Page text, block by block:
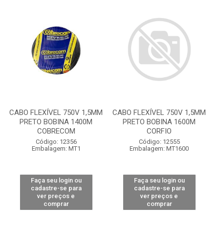
CABO FLEXÍVEL 750V 1,5MM
PRETO BOBINA 1400M
COBRECOM
Código: 12356
Embalagem: MT1
Faça seu login ou
cadastre-se para
ver preços e
comprar
CABO FLEXÍVEL 750V 1,5MM
PRETO BOBINA 1600M
CORFIO
Código: 12555
Embalagem: MT1600
Faça seu login ou
cadastre-se para
ver preços e
comprar